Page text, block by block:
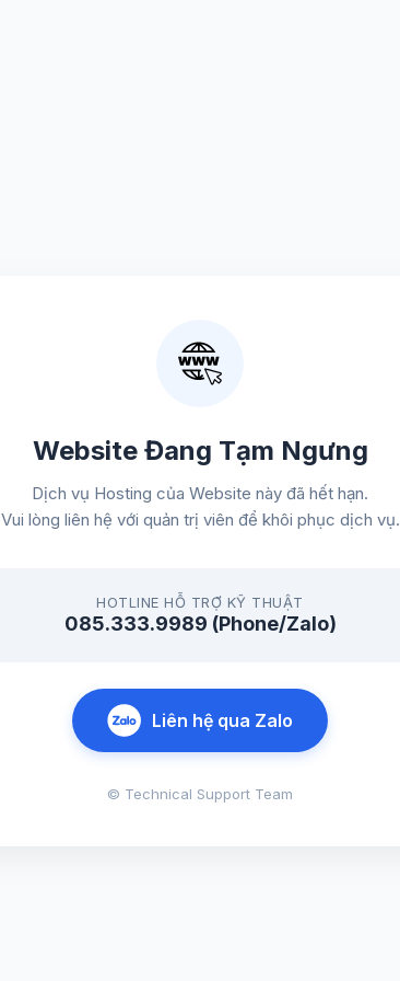
Website Đang Tạm Ngưng
Dịch vụ Hosting của Website này đã hết hạn.
Vui lòng liên hệ với quản trị viên để khôi phục dịch vụ.
HOTLINE HỖ TRỢ KỸ THUẬT
085.333.9989 (Phone/Zalo)
Liên hệ qua Zalo
© Technical Support Team